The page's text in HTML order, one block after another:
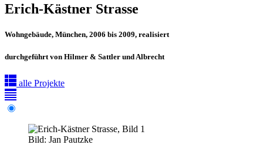
Erich-Kästner Strasse
Wohngebäude, München, 2006 bis 2009, realisiert
durchgeführt von Hilmer & Sattler und Albrecht
alle Projekte
Bild: Jan Pautzke